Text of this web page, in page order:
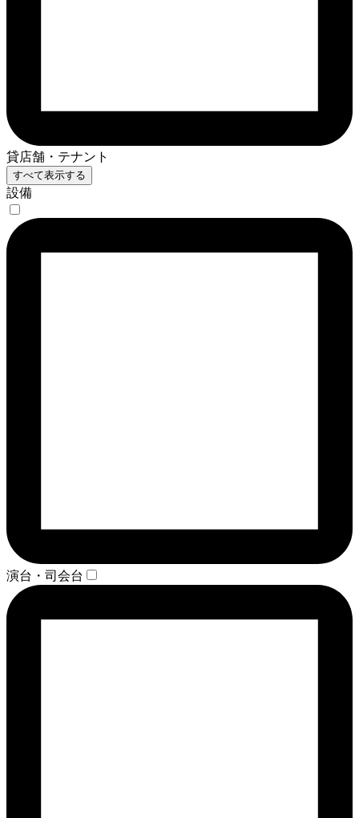
貸店舗・テナント
すべて表示する
設備
演台・司会台